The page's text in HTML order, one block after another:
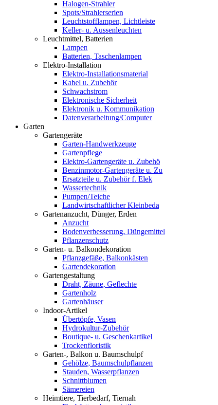
Halogen-Strahler
Spots/Strahlerserien
Leuchtstofflampen, Lichtleiste
Keller- u. Aussenleuchten
Leuchtmittel, Batterien
Lampen
Batterien, Taschenlampen
Elektro-Installation
Elektro-Installationsmaterial
Kabel u. Zubehör
Schwachstrom
Elektronische Sicherheit
Elektronik u. Kommunikation
Datenverarbeitung/Computer
Garten
Gartengeräte
Garten-Handwerkzeuge
Gartenpflege
Elektro-Gartengeräte u. Zubehö
Benzinmotor-Gartengeräte u. Zu
Ersatzteile u. Zubehör f. Elek
Wassertechnik
Pumpen/Teiche
Landwirtschaftlicher Kleinbeda
Gartenanzucht, Dünger, Erden
Anzucht
Bodenverbesserung, Düngemittel
Pflanzenschutz
Garten- u. Balkondekoration
Pflanzgefäße, Balkonkästen
Gartendekoration
Gartengestaltung
Draht, Zäune, Geflechte
Gartenholz
Gartenhäuser
Indoor-Artikel
Übertöpfe, Vasen
Hydrokultur-Zubehör
Boutique- u. Geschenkartikel
Trockenfloristik
Garten-, Balkon u. Baumschulpf
Gehölze, Baumschulpflanzen
Stauden, Wasserpflanzen
Schnittblumen
Sämereien
Heimtiere, Tierbedarf, Tiernah